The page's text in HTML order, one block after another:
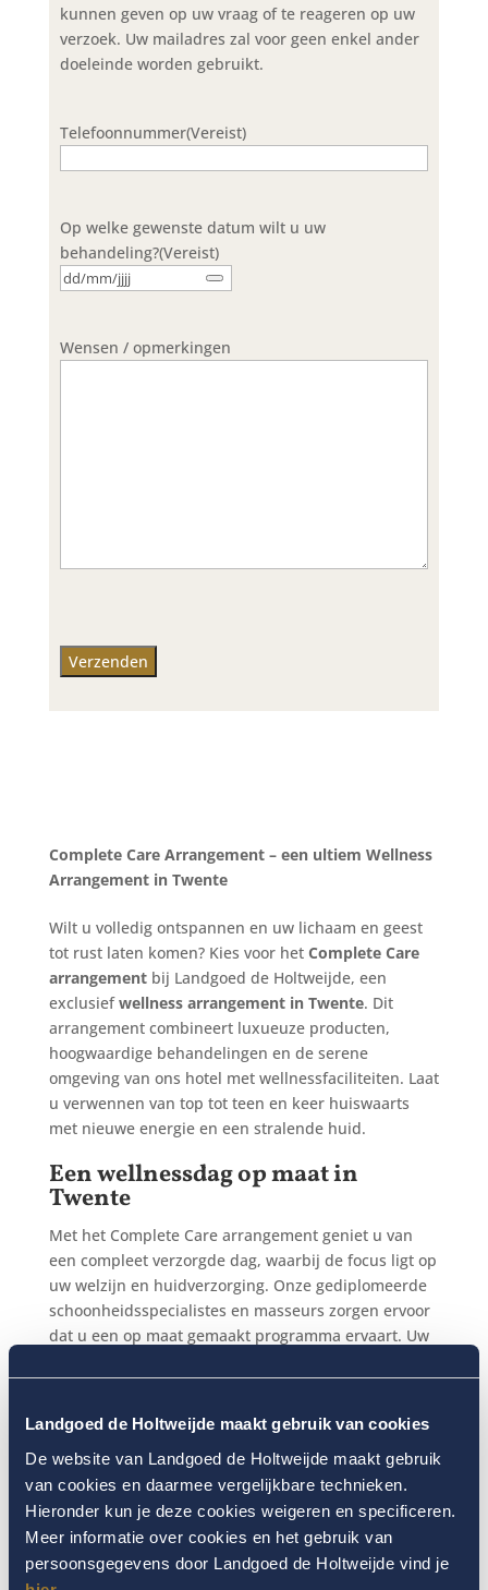
Landgoed de Holtweijde maakt gebruik van cookies
De website van Landgoed de Holtweijde maakt gebruik
van cookies en daarmee vergelijkbare technieken.
Hieronder kun je deze cookies weigeren en specificeren.
Meer informatie over cookies en het gebruik van
persoonsgegevens door Landgoed de Holtweijde vind je
kunnen geven op uw vraag of te reageren op uw
verzoek. Uw mailadres zal voor geen enkel ander
doeleinde worden gebruikt.
Telefoonnummer(Vereist)
Op welke gewenste datum wilt u uw
behandeling?(Vereist)
Wensen / opmerkingen
Verzenden
Complete Care Arrangement – een ultiem Wellness
Arrangement in Twente
Wilt u volledig ontspannen en uw lichaam en geest
tot rust laten komen? Kies voor het Complete Care
arrangementbij Landgoed de Holtweijde, een
exclusiefwellness arrangement in Twente. Dit
arrangement combineert luxueuze producten,
hoogwaardige behandelingen en de serene
omgeving van ons hotel met wellnessfaciliteiten. Laat
u verwennen van top tot teen en keer huiswaarts
met nieuwe energie en een stralende huid.
Een wellnessdag op maat in
Twente
Met het Complete Care arrangement geniet u van
een compleet verzorgde dag, waarbij de focus ligt op
uw welzijn en huidverzorging. Onze gediplomeerde
schoonheidsspecialistes en masseurs zorgen ervoor
dat u een op maat gemaakt programma ervaart. Uw
huidbehoeften in kaart te brengen.
Luxe gezichtsbehandeling: Laat uw huid stralen met
een verzorgende en revitaliserende behandeling met
producten van Maria Galland
: Maakt uw huid
zijdezacht door dode huidcellen te verwijderen.